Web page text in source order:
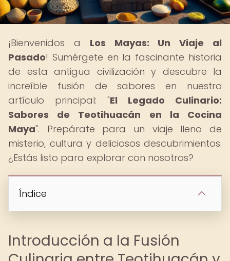
¡Bienvenidos a Los Mayas: Un Viaje al
Pasado! Sumérgete en la fascinante historia
de esta antigua civilización y descubre la
increíble fusión de sabores en nuestro
artículo principal: "El Legado Culinario:
Sabores de Teotihuacán en la Cocina
Maya". Prepárate para un viaje lleno de
misterio, cultura y deliciosos descubrimientos.
¿Estás listo para explorar con nosotros?
Índice
Introducción a la Fusión